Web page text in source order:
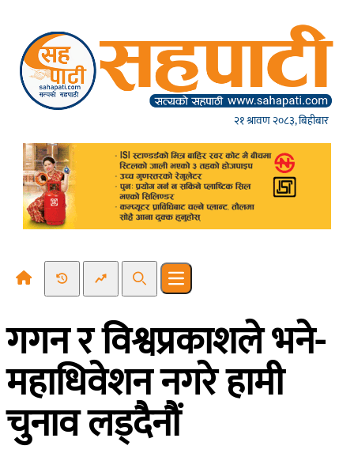
२१ श्रावण २०८३, बिहीबार
Recent NewsTrending News
SearchOpen main menu
गगन र विश्वप्रकाशले भने-
महाधिवेशन नगरे हामी
चुनाव लड्दैनौं